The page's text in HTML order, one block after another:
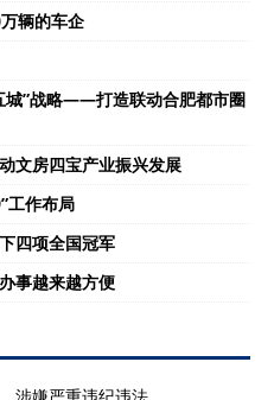
辆的车企
城”战略——打造联动合肥都市圈
文房四宝产业振兴发展
工作布局
四项全国冠军
事越来越方便